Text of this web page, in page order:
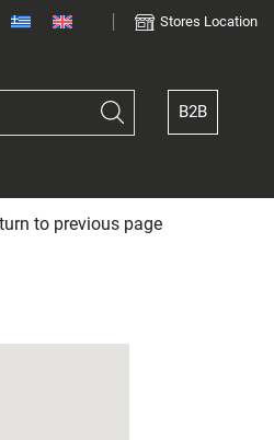
Stores Location
B2B
to previous page